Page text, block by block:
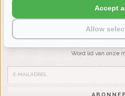
Word lid van onze
Allow
Accept